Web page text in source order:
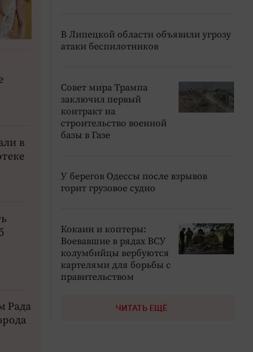
в
Рада
В Липецкой области объявили угрозу
атаки беспилотников
Совет мира Трампа
заключил первый
контракт на
строительство военной
базы в Газе
У берегов Одессы после взрывов
горит грузовое судно
Кокаин и коптеры:
Воевавшие в рядах ВСУ
колумбийцы вербуются
картелями для борьбы с
правительством
ЧИТАТЬ ЕЩЁ